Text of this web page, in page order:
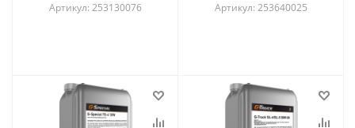
Артикул: 253130076 Артикул: 253640025